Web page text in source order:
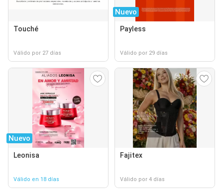
Touché
Válido por 27 días
Nuevo
Payless
Válido por 29 días
Nuevo
Leonisa
Válido en 18 días
Fajitex
Válido por 4 días